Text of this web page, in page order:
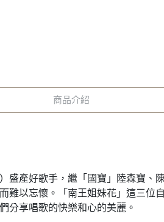
商品介紹
盛產好歌手，繼「國寶」陸森寶、
難以忘懷。「南王姐妹花」這三位
分享唱歌的快樂和心的美麗。